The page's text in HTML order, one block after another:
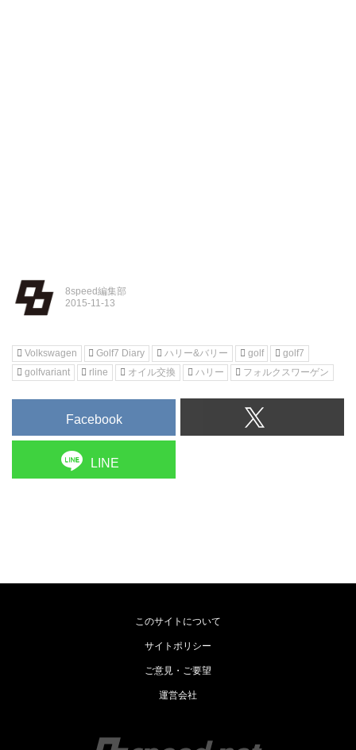
8speed編集部
Volkswagen Golf7 Diary ハリー&バリー golf
golf7
golfvariant
rline オイル交換 ハリー フォルクスワーゲン
Facebook
LINE
このサイトについて
サイトポリシー
ご意見・ご要望
運営会社